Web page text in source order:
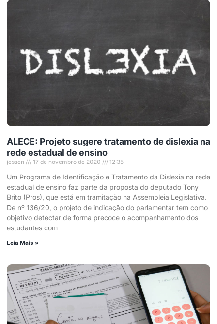
ALECE: Projeto sugere tratamento de dislexia na
rede estadual de ensino
jessen 17 de novembro de 2020 12:35
Um Programa de Identificação e Tratamento da Dislexia na rede
estadual de ensino faz parte da proposta do deputado Tony
Brito (Pros), que está em tramitação na Assembleia Legislativa.
De nº 136/20, o projeto de indicação do parlamentar tem como
objetivo detectar de forma precoce o acompanhamento dos
estudantes com
Leia Mais »